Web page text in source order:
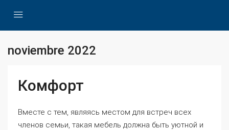
noviembre 2022
Комфорт
Вместе с тем, являясь местом для встреч всех
членов семьи, такая мебель должна быть уютной и